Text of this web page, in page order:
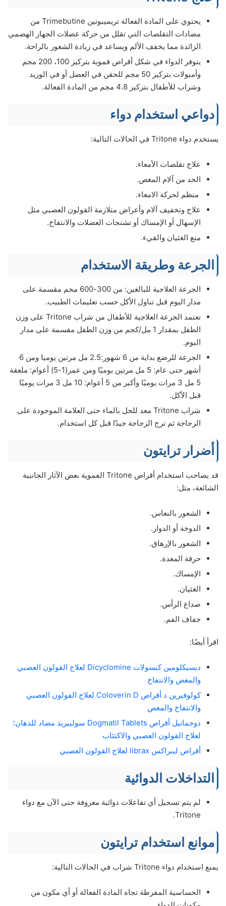
يحتوي على المادة الفعالة تريميبوتين Trimebutine من
مضادات التقلصات التي تقلل من حركة عضلات الجهاز الهضمي
الزائدة مما يخفف الألم ويساعد في زيادة الشعور بالراحة.
يتوفر الدواء في شكل أقراص فموية بتركيز 100، 200 مجم
وأمبولات بتركيز 50 مجم للحقن في العضل أو في الوريد
وشراب للأطفال بتركيز 4.8 مجم من المادة الفعالة.
دواعي استخدام دواء
يستخدم دواء Tritone في الحالات التالية:
علاج تقلصات الأمعاء.
الحد من آلام المغص.
منظم لحركة الامعاء.
علاج وتخفيف آلام وأعراض متلازمة القولون العصبي مثل
الإسهال أو الإمساك أو تشنجات العضلات والانتفاخ.
منع الغثيان والقيء.
الجرعة وطريقة الاستخدام
الجرعة العلاجية للبالغين: من 300-600 مجم مقسمة على
مدار اليوم قبل تناول الأكل حسب تعليمات الطبيب.
تعتمد الجرعة العلاجية للأطفال من شراب Tritone على وزن
الطفل بمقدار 1 مل/كجم من وزن الطفل مقسمة على مدار
اليوم.
الجرعة للرضع بداية من 6 شهور:2.5 مل مرتين يوميا ومن 6
أشهر حتى عام: 5 مل مرتين يوميًا ومن عمر(1-5) أعوام: ملعقة
5 مل 3 مرات يوميًا وأكبر من 5 أعوام: 10 مل 3 مرات يوميًا
قبل الأكل.
شراب Tritone معد للحل بالماء حتى العلامة الموجودة على
الزجاجة ثم ترج الزجاجة جيدًا قبل كل استخدام.
أضرار ترايتون
قد يصاحب استخدام أقراص Tritone الفموية بعض الآثار الجانبية
الشائعة، مثل:
الشعور بالنعاس.
الدوخة أو الدوار.
الشعور بالإرهاق.
حرقة المعدة.
الإمساك.
الغثيان.
صداع الرأس.
جفاف الفم.
اقرأ أيضًا:
ديسيكلومين كبسولات Dicyclomine لعلاج القولون العصبي
والمغص والانتفاخ
كولوفيرين د أقراص Coloverin D لعلاج القولون العصبي
والانتفاخ والمغص
دوجماتيل أقراص Dogmatil Tablets سولبيريد مضاد للذهان؛
لعلاج القولون العصبي والاكتئاب
أقراص ليبراكس librax لعلاج القولون العصبي
التداخلات الدوائية
لم يتم تسجيل أي تفاعلات دوائية معروفة حتى الآن مع دواء
Tritone.
موانع استخدام ترايتون
يمنع استخدام دواء Tritone شراب في الحالات التالية:
الحساسية المفرطة تجاه المادة الفعالة أو أي مكون من